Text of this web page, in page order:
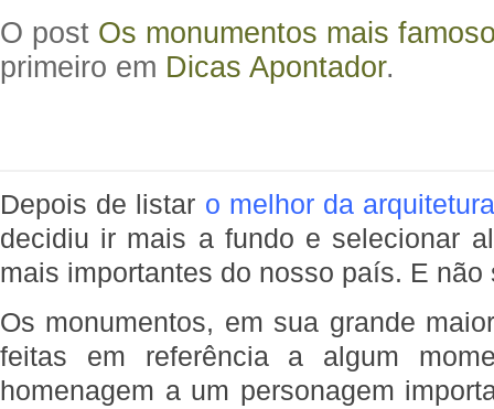
O post Os monumentos mais
primeiro em Dicas Apontador.
Depois de listar o melhor da
decidiu ir mais a fundo e selecionar
mais importantes do nosso país. E não
Os monumentos, em sua grande
feitas em referência a algum
homenagem a um personagem